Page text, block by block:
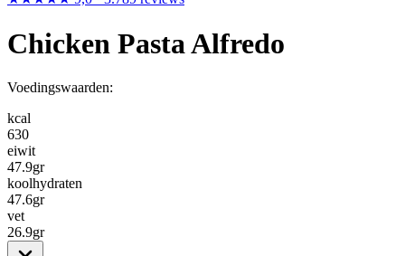
Chicken Pasta Alfredo
Voedingswaarden:
kcal
630
eiwit
47.9gr
koolhydraten
47.6gr
vet
26.9gr